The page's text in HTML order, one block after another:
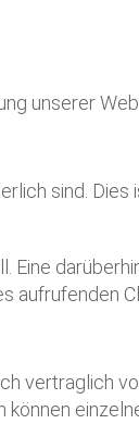
unserer
sind.
aufrufenden
vertraglich